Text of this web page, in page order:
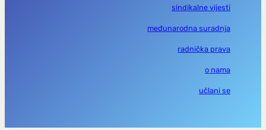
sindikalne vijesti
međunarodna suradnja
radnička prava
o nama
učlani se